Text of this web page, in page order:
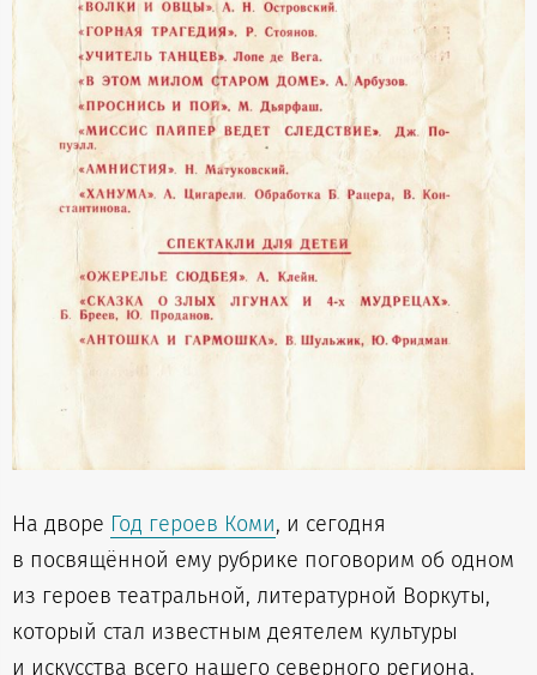
На дворе Год героев Коми, и сегодня
в посвящённой ему рубрике поговорим об одном
из героев театральной, литературной Воркуты,
который стал известным деятелем культуры
и искусства всего нашего северного региона.